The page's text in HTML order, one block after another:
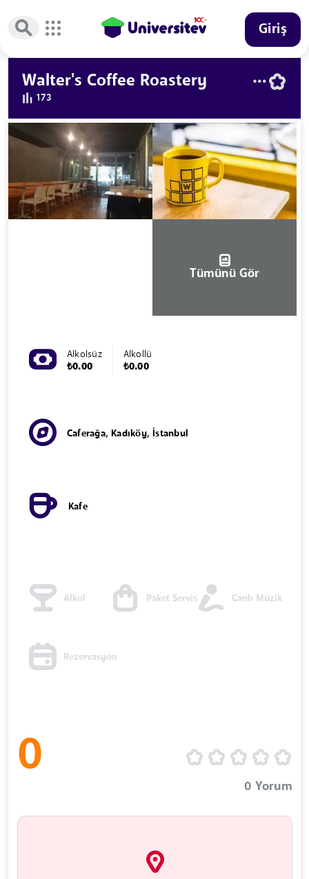
Giriş
Walter's Coffee Roastery
173
Tümünü Gör
Alkolsüz
₺0.00
Alkollü
₺0.00
Caferağa, Kadıköy, İstanbul
Kafe
Alkol Paket Servis Canlı Müzik
Rezervasyon
0
0 Yorum